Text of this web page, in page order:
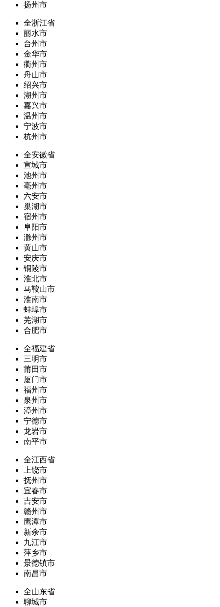
扬州市
全浙江省
丽水市
台州市
金华市
衢州市
舟山市
绍兴市
湖州市
嘉兴市
温州市
宁波市
杭州市
全安徽省
宣城市
池州市
亳州市
六安市
巢湖市
宿州市
阜阳市
滁州市
黄山市
安庆市
铜陵市
淮北市
马鞍山市
淮南市
蚌埠市
芜湖市
合肥市
全福建省
三明市
莆田市
厦门市
福州市
泉州市
漳州市
宁德市
龙岩市
南平市
全江西省
上饶市
抚州市
宜春市
吉安市
赣州市
鹰潭市
新余市
九江市
萍乡市
景德镇市
南昌市
全山东省
聊城市